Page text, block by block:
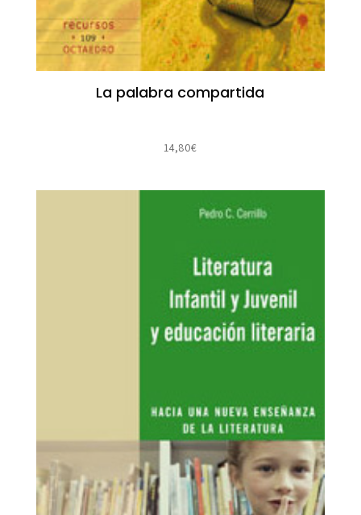
La palabra compartida
14,80€